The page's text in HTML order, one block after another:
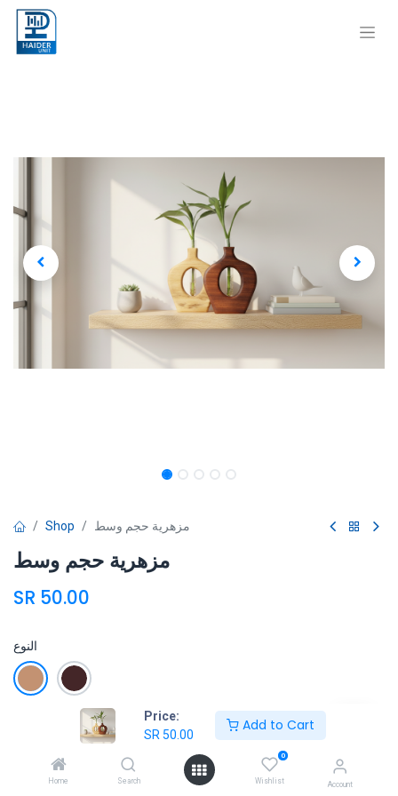
Price:
SR 50.00
Add to Cart
Home Search
0
Wishlist Account
Shop مزهرية حجم وسط
مزهرية حجم وسط
SR 50.00
النوع
Add to Cart
Add to wishlist